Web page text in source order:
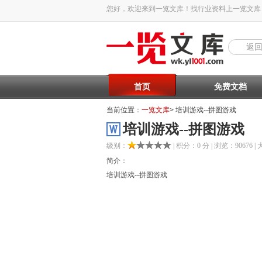
您好，欢迎来到一览文库！找行业资料上一览文库
返
首页 免费文档
当前位置： 一览文库> 培训游戏--拼图游戏
培训游戏--拼图游戏
级别：
| 积分：0 分 | 浏览：90676 |
简介：
培训游戏--拼图游戏